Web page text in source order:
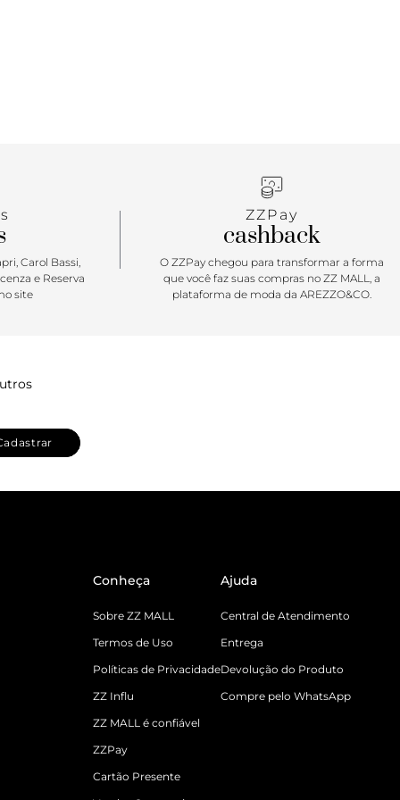
Carol Bassi,
e Reserva
site
ZZPay
cashback
O ZZPay chegou para transformar a forma
que você faz suas compras no ZZ MALL, a
plataforma de moda da AREZZO&CO.
Conheça
Sobre ZZ MALL
Termos de Uso
Políticas de Privacidade
ZZ Influ
ZZ MALL é confiável
ZZPay
Cartão Presente
Ajuda
Central de Atendimento
Entrega
Devolução do Produto
Compre pelo WhatsApp